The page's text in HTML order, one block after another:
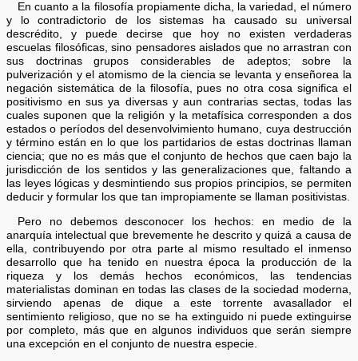
En cuanto a la filosofía propiamente dicha, la variedad, el número
y lo contradictorio de los sistemas ha causado su universal
descrédito, y puede decirse que hoy no existen verdaderas
escuelas filosóficas, sino pensadores aislados que no arrastran con
sus doctrinas grupos considerables de adeptos; sobre la
pulverización y el atomismo de la ciencia se levanta y enseñorea la
negación sistemática de la filosofía, pues no otra cosa significa el
positivismo en sus ya diversas y aun contrarias sectas, todas las
cuales suponen que la religión y la metafísica corresponden a dos
estados o períodos del desenvolvimiento humano, cuya destrucción
y término están en lo que los partidarios de estas doctrinas llaman
ciencia; que no es más que el conjunto de hechos que caen bajo la
jurisdicción de los sentidos y las generalizaciones que, faltando a
las leyes lógicas y desmintiendo sus propios principios, se permiten
deducir y formular los que tan impropiamente se llaman positivistas.
Pero no debemos desconocer los hechos: en medio de la
anarquía intelectual que brevemente he descrito y quizá a causa de
ella, contribuyendo por otra parte al mismo resultado el inmenso
desarrollo que ha tenido en nuestra época la producción de la
riqueza y los demás hechos económicos, las tendencias
materialistas dominan en todas las clases de la sociedad moderna,
sirviendo apenas de dique a este torrente avasallador el
sentimiento religioso, que no se ha extinguido ni puede extinguirse
por completo, más que en algunos individuos que serán siempre
una excepción en el conjunto de nuestra especie.